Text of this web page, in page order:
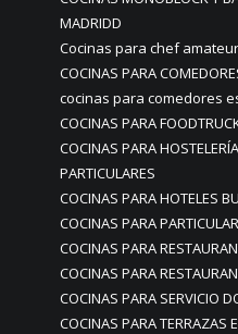
MADRIDD
Cocinas para chef amateur
COCINAS PARA
cocinas para comedores
COCINAS PARA
COCINAS PARA
PARTICULARES
COCINAS PARA HOTELES
COCINAS PARA
COCINAS PARA
COCINAS PARA
COCINAS PARA SERVICIO
COCINAS PARA TERRAZAS